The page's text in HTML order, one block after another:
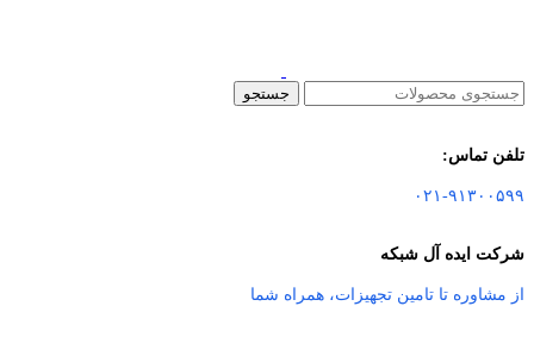
جستجو
تلفن تماس:
۰۲۱-۹۱۳۰۰۵۹۹
شرکت ایده آل شبکه
از مشاوره تا تامین تجهیزات، همراه شما